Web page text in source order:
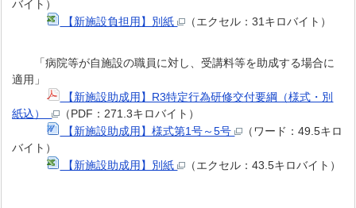
バイト）
【新施設負担用】別紙
（エクセル：31キロバイト）
「病院等が自施設の職員に対し、受講料等を助成する場合に
適用」
【新施設助成用】R3特定行為研修交付要綱（様式・別
紙込）
（PDF：271.3キロバイト）
【新施設助成用】様式第1号～5号
（ワード：49.5キロ
バイト）
【新施設助成用】別紙
（エクセル：43.5キロバイト）